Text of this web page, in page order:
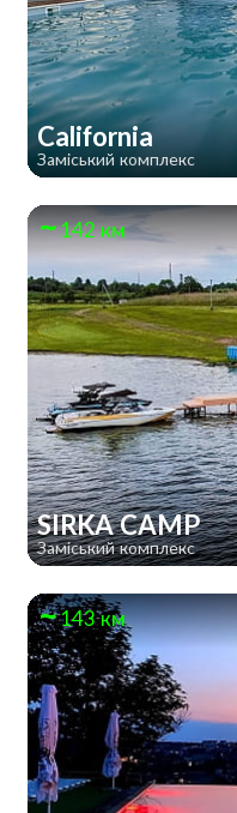
California
Заміський комплекс
142 км
SIRKA CAMP
Заміський комплекс
143 км